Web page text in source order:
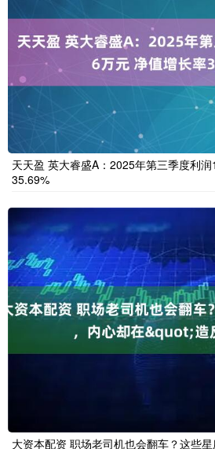
天天盈 英大睿盛A：2025年第三季度利
35.69%
大资本配资 职场老司机也会翻车？这些